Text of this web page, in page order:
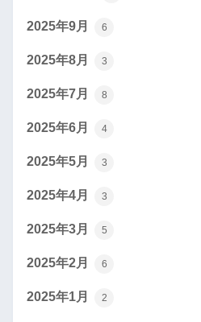
2025年9月 6
2025年8月 3
2025年7月 8
2025年6月 4
2025年5月 3
2025年4月 3
2025年3月 5
2025年2月 6
2025年1月 2